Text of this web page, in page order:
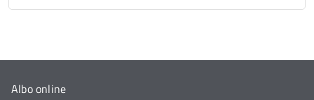
Albo online